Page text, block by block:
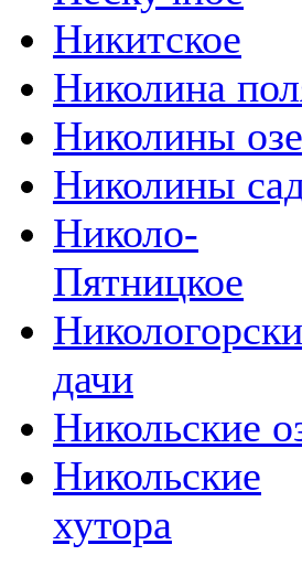
Никитское
Николина
Николины
Николины
Николо-
Пятницкое
дачи
Никольские
Никольские
хутора